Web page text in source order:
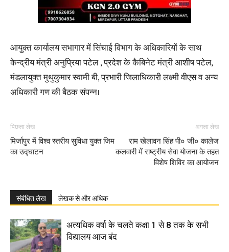
आयुक्त कार्यालय सभागार में सिंचाई विभाग के अधिकारियों के साथ
केन्द्रीय मंत्री अनुप्रिया पटेल , प्रदेश के कैबिनेट मंत्री आशीष पटेल,
मंडलायुक्त मुथुकुमार स्वामी बी, प्रभारी जिलाधिकारी लक्ष्मी वीएस व अन्य
अधिकारी गण की बैठक संपन्न।
पिछला लेख
मिर्जापुर में विश्व स्तरीय सुविधा युक्त जिम
का उद्घाटन
अगला लेख
राम खेलावन सिंह पी० जी० कालेज
कलवारी में राष्ट्रीय सेवा योजना के तहत
विशेष शिविर का आयोजन
संबंधित लेख लेखक से और अधिक
अत्यधिक वर्षा के चलते कक्षा 1 से 8 तक के सभी
विद्यालय आज बंद